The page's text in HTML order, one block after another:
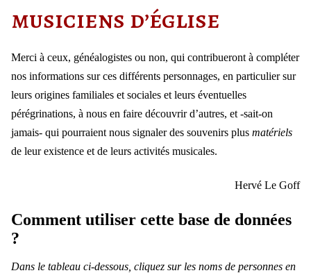
musiciens d’église
Merci à ceux, généalogistes ou non, qui contribueront à compléter
nos informations sur ces différents personnages, en particulier sur
leurs origines familiales et sociales et leurs éventuelles
pérégrinations, à nous en faire découvrir d’autres, et -sait-on
jamais- qui pourraient nous signaler des souvenirs plus matériels
de leur existence et de leurs activités musicales.
Hervé Le Goff
Comment utiliser cette base de données
?
Dans le tableau ci-dessous, cliquez sur les noms de personnes en